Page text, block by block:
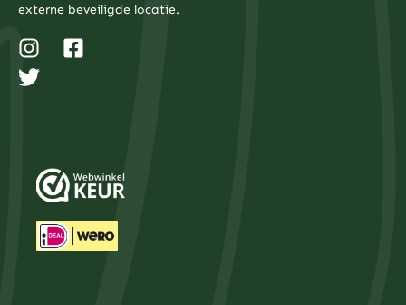
externe beveiligde locatie.
n
s
t
a
m
a
k
-
s
q
w
i
t